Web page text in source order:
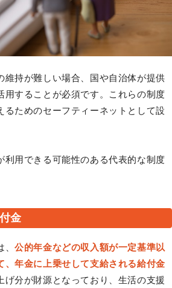
維持が難しい場合、国や自治体が提供
用することが必須です。これらの制度
るためのセーフティーネットとして設
利用できる可能性のある代表的な制度
金
、公的年金などの収入額が一定基準以
、年金に上乗せして支給される給付金
げ分が財源となっており、生活の支援